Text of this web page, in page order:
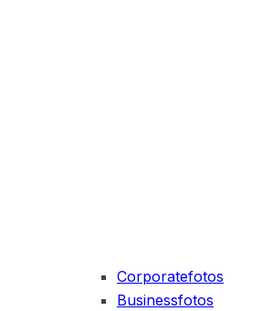
Corporatefotos
Businessfotos